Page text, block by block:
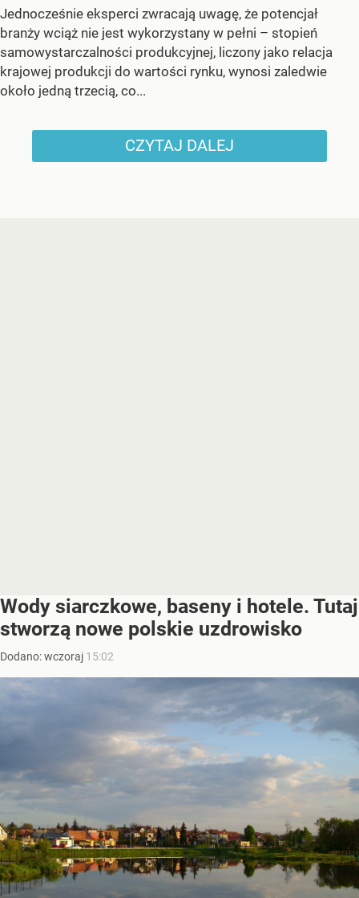
Jednocześnie eksperci zwracają uwagę, że potencjał
branży wciąż nie jest wykorzystany w pełni – stopień
samowystarczalności produkcyjnej, liczony jako relacja
krajowej produkcji do wartości rynku, wynosi zaledwie
około jedną trzecią, co...
CZYTAJ DALEJ
Wody siarczkowe, baseny i hotele. Tutaj
stworzą nowe polskie uzdrowisko
Dodano:wczoraj 15:02